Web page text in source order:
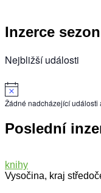
Inzerce
Nejbližší události
Žádné nadcházející události
Poslední
knihy
Vysočina, kraj